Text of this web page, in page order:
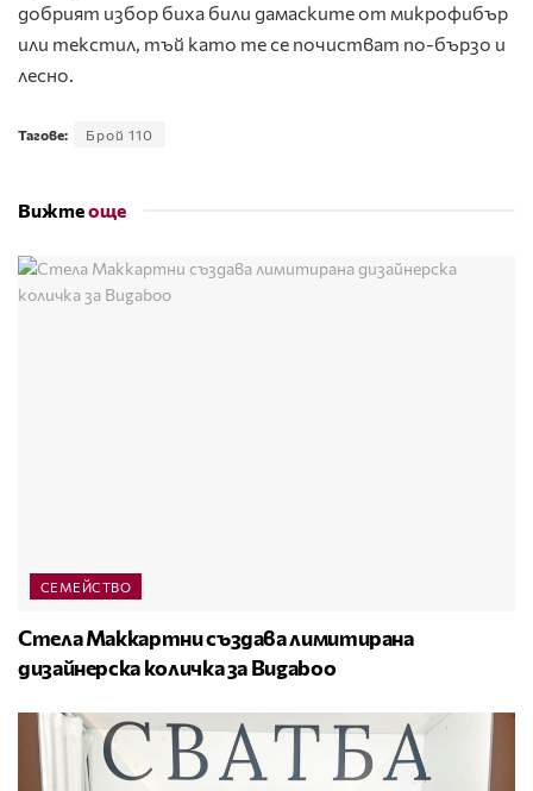
добрият избор биха били дамаските от микрофибър
или текстил, тъй като те се почистват по-бързо и
лесно.
Тагове: Брой 110
Вижтеоще
СЕМЕЙСТВО
Стела Маккартни създава лимитирана
дизайнерска количка за Bugaboo